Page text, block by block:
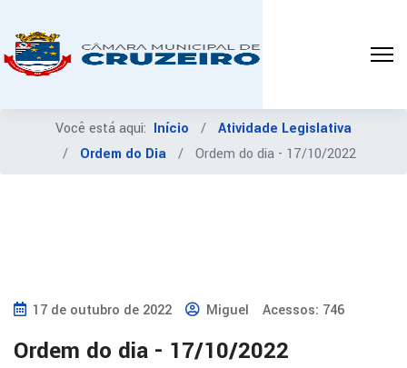
Você está aqui: Início
Atividade Legislativa
Ordem do Dia
Ordem do dia - 17/10/2022
17 de outubro de 2022 Miguel Acessos: 746
Ordem do dia - 17/10/2022